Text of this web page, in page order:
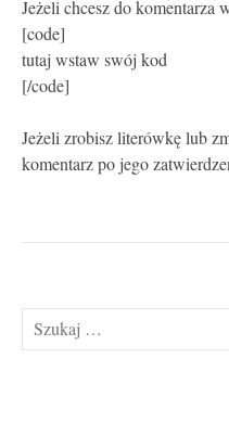
Jeżeli chcesz do komentarza
[code]
tutaj wstaw swój kod
[/code]
Jeżeli zrobisz literówkę lub
komentarz po jego
Szukaj: